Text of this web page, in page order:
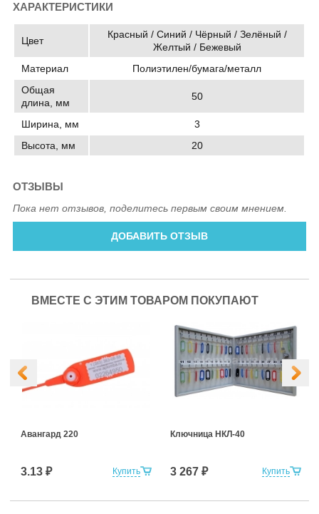
ХАРАКТЕРИСТИКИ
Цвет
Красный / Синий / Чёрный / Зелёный /
Желтый / Бежевый
Материал
Полиэтилен/бумага/металл
Общая
длина, мм
50
Ширина, мм
3
Высота, мм
20
ОТЗЫВЫ
Пока нет отзывов, поделитесь первым своим мнением.
ДОБАВИТЬ ОТЗЫВ
ВМЕСТЕ С ЭТИМ ТОВАРОМ ПОКУПАЮТ
Купить
Авангард 220
3.13 ₽ Купить
Ключница НКЛ-40
3 267 ₽